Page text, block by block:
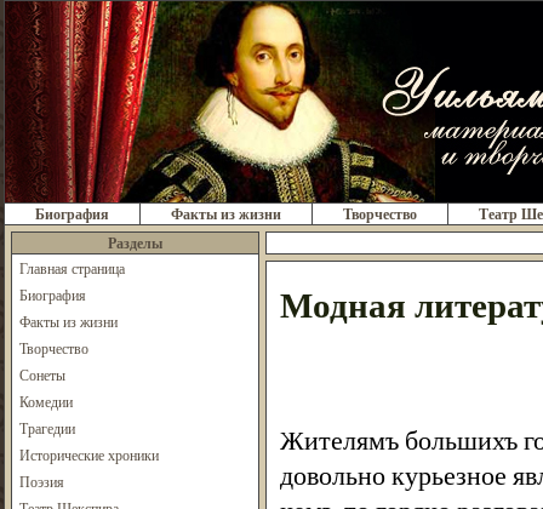
Биография Факты из жизни Творчество
Театр
Разделы
Главная страница
Биография
Факты из жизни
Творчество
Сонеты
Комедии
Трагедии
Исторические хроники
Поэзия
Модная
Жителямъ большихъ
довольно курьезное